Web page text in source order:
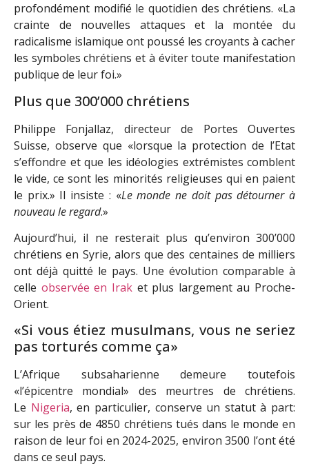
profondément modifié le quotidien des chrétiens. «La
crainte de nouvelles attaques et la montée du
radicalisme islamique ont poussé les croyants à cacher
les symboles chrétiens et à éviter toute manifestation
publique de leur foi.»
Plus que 300’000 chrétiens
Philippe Fonjallaz, directeur de Portes Ouvertes
Suisse, observe que «lorsque la protection de l’Etat
s’effondre et que les idéologies extrémistes comblent
le vide, ce sont les minorités religieuses qui en paient
le prix.» Il insiste : «Le monde ne doit pas détourner à
nouveau le regard.»
Aujourd’hui, il ne resterait plus qu’environ 300’000
chrétiens en Syrie, alors que des centaines de milliers
ont déjà quitté le pays. Une évolution comparable à
celle observée en Iraket plus largement au Proche-
Orient.
«Si vous étiez musulmans, vous ne seriez
pas torturés comme ça»
L’Afrique subsaharienne demeure toutefois
«l’épicentre mondial» des meurtres de chrétiens.
Le Nigeria, en particulier, conserve un statut à part:
sur les près de 4850 chrétiens tués dans le monde en
raison de leur foi en 2024-2025, environ 3500 l’ont été
dans ce seul pays.